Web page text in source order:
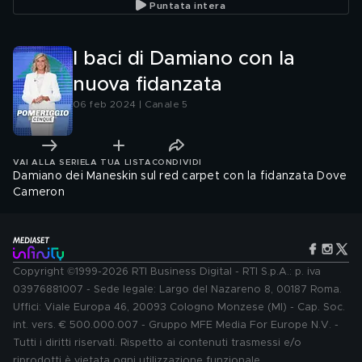
Puntata intera
I baci di Damiano con la
nuova fidanzata
06 feb 2024 | Canale 5
VAI ALLA SERIE LA TUA LISTA CONDIVIDI
Damiano dei Maneskin sul red carpet con la fidanzata Dove
Cameron
Copyright ©1999-2026 RTI Business Digital - RTI S.p.A.: p. iva
03976881007 - Sede legale: Largo del Nazareno 8, 00187 Roma.
Uffici: Viale Europa 46, 20093 Cologno Monzese (MI) - Cap. Soc.
int. vers. € 500.000.007 - Gruppo MFE Media For Europe N.V. -
Tutti i diritti riservati. Rispetto ai contenuti trasmessi e/o